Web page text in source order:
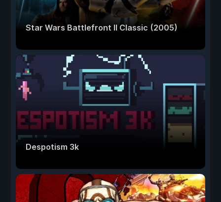
Star Wars Battlefront II Classic (2005)
Despotism 3k